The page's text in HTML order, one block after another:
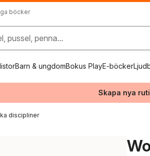
böcker
pussel, penna...
Barn & ungdomBokus PlayE-böcker
Skapa nya
discipliner